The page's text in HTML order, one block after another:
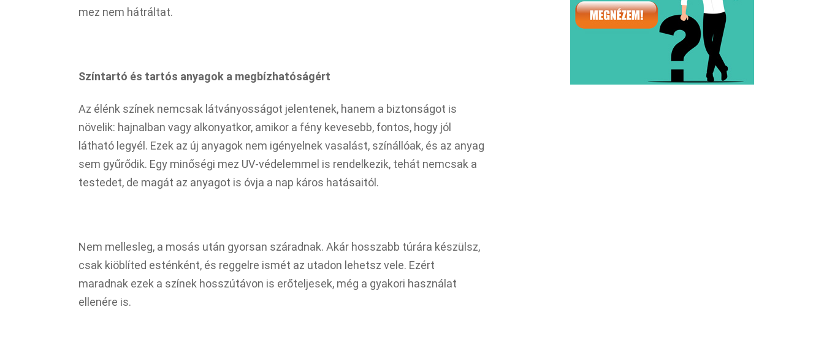
mez nem hátráltat.
Színtartó és tartós anyagok a megbízhatóságért
Az élénk színek nemcsak látványosságot jelentenek, hanem a biztonságot is
növelik: hajnalban vagy alkonyatkor, amikor a fény kevesebb, fontos, hogy jól
látható legyél. Ezek az új anyagok nem igényelnek vasalást, színállóak, és az anyag
sem gyűrődik. Egy minőségi mez UV-védelemmel is rendelkezik, tehát nemcsak a
testedet, de magát az anyagot is óvja a nap káros hatásaitól.
Nem mellesleg, a mosás után gyorsan száradnak. Akár hosszabb túrára készülsz,
csak kiöblíted esténként, és reggelre ismét az utadon lehetsz vele. Ezért
maradnak ezek a színek hosszútávon is erőteljesek, még a gyakori használat
ellenére is.